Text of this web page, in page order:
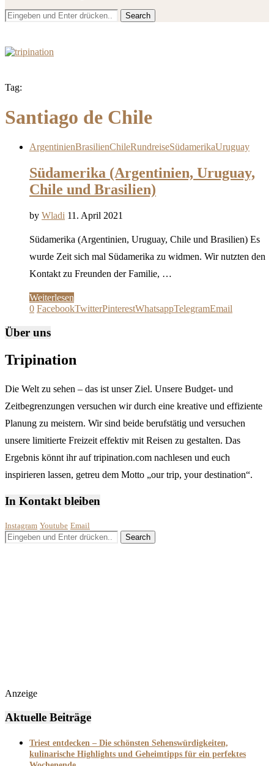
Search
Tag:
Santiago de Chile
ArgentinienBrasilienChileRundreiseSüdamerikaUruguay
Südamerika (Argentinien, Uruguay,
Chile und Brasilien)
by Wladi 11. April 2021
Südamerika (Argentinien, Uruguay, Chile und Brasilien) Es
wurde Zeit sich mal Südamerika zu widmen. Wir nutzten den
Kontakt zu Freunden der Familie, …
Weiterlesen
0 FacebookTwitterPinterestWhatsappTelegramEmail
Über uns
Tripination
Die Welt zu sehen – das ist unser Ziel. Unsere Budget- und
Zeitbegrenzungen versuchen wir durch eine kreative und effiziente
Planung zu meistern. Wir sind beide berufstätig und versuchen
unsere limitierte Freizeit effektiv mit Reisen zu gestalten. Das
Ergebnis könnt ihr auf tripination.com nachlesen und euch
inspirieren lassen, getreu dem Motto „our trip, your destination“.
In Kontakt bleiben
Instagram Youtube Email
Anzeige
Aktuelle Beiträge
Triest entdecken – Die schönsten Sehenswürdigkeiten,
kulinarische Highlights und Geheimtipps für ein perfektes